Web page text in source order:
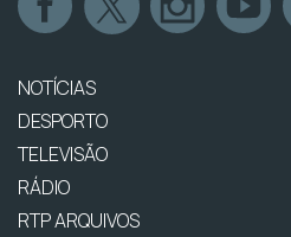
NOTÍCIAS
DESPORTO
TELEVISÃO
RÁDIO
RTP ARQUIVOS